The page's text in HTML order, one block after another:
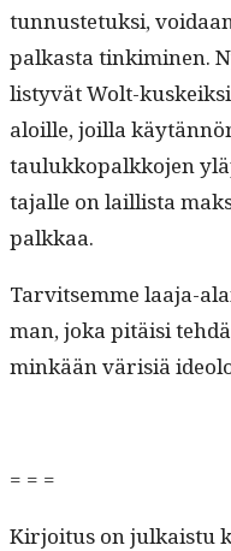
tun­nuste­tuk­si,
palka­s­ta tin­kimi­nen.
listyvät Wolt-
aloille, joil­la
taulukkopalkko­jen
ta­jalle on lail­lista
palkkaa.
Tarvit­semme laa­ja-
man, joka pitäisi
minkään värisiä
= = =
Kir­joi­tus on julka­istu